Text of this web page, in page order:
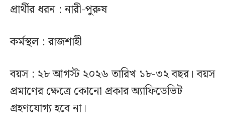
প্রার্থীর ধরন : নারী-পুরুষ
কর্মস্থল : রাজশাহী
বয়স : ২৮ আগস্ট ২০২৬ তারিখ ১৮-৩২ বছর। বয়স
প্রমাণের ক্ষেত্রে কোনো প্রকার অ্যাফিডেভিট
গ্রহণযোগ্য হবে না।